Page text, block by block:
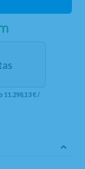
11.298,13 €/